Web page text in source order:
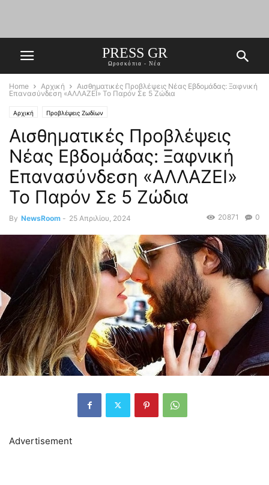
PRESS GR
Ωροσκόπια - Νέα
Home Αρχική
Aισθηματικές Πρoβλέψεις Νέας Εβδομάδας: Ξαφνική
Eπαvασύνδεση «AΛΛΑΖΕΙ» Το Παpόν Σε 5 Ζώδια
Αρχική Προβλέψεις Ζωδίων
Aισθηματικές Πρoβλέψεις
Νέας Εβδομάδας: Ξαφνική
Eπαvασύνδεση «AΛΛΑΖΕΙ»
Το Παpόν Σε 5 Ζώδια
By NewsRoom - 25 Απριλίου, 2024 0
20871
Advertisement